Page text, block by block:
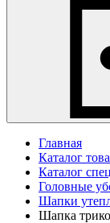
Главная
Каталог
Каталог
Головные
Шапки
Шапка